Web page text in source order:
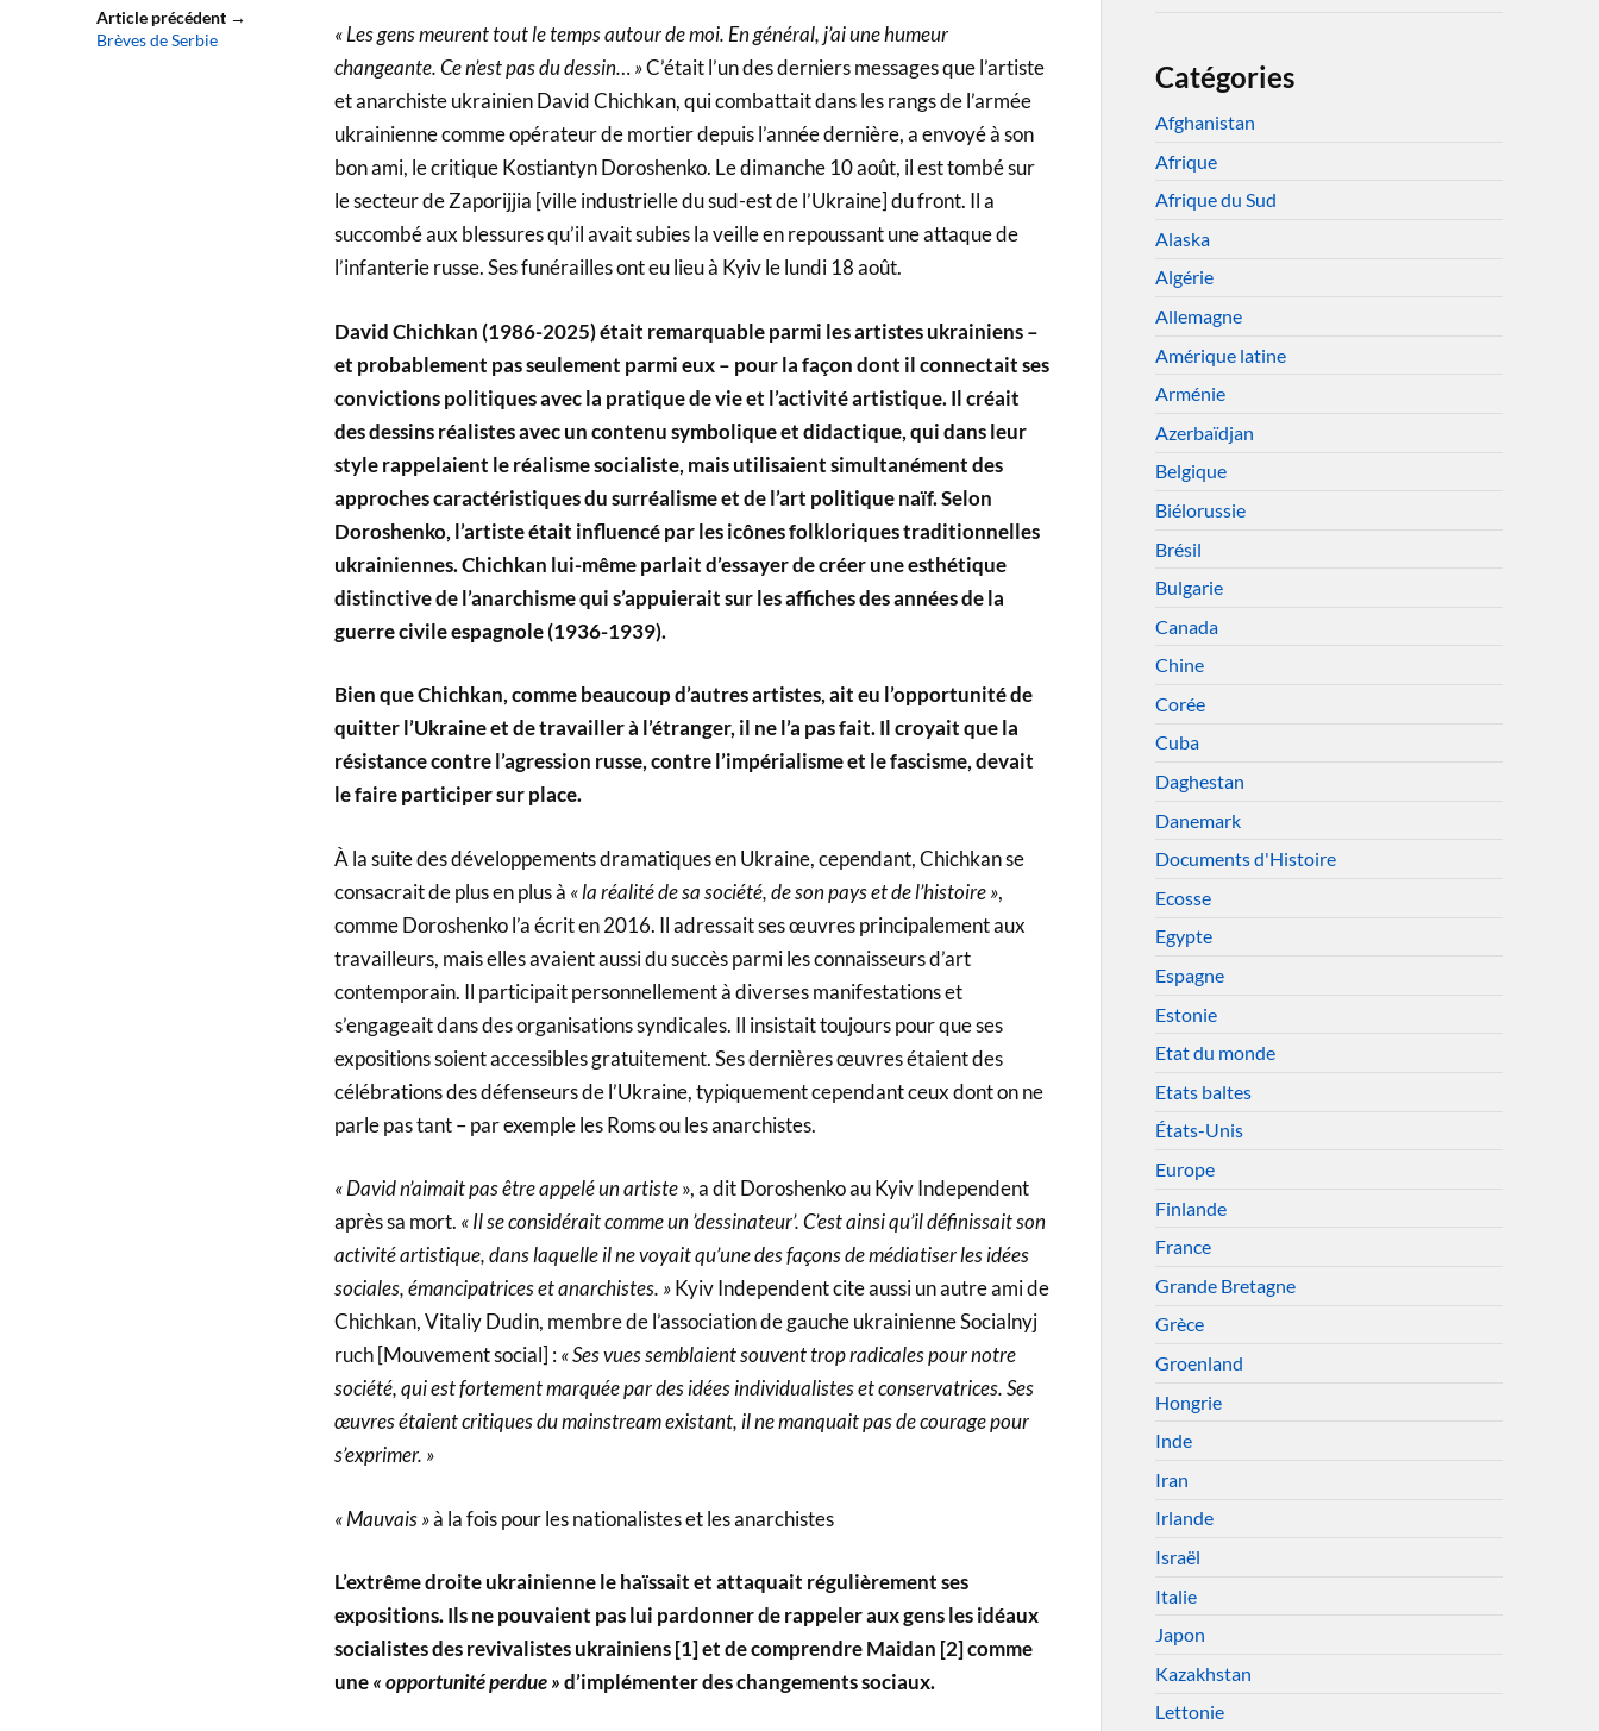
Article précédent →
Brèves de Serbie
« Les gens meurent tout le temps autour de moi. En général, j’ai une humeur
changeante. Ce n’est pas du dessin… »C’était l’un des derniers messages que l’artiste
et anarchiste ukrainien David Chichkan, qui combattait dans les rangs de l’armée
ukrainienne comme opérateur de mortier depuis l’année dernière, a envoyé à son
bon ami, le critique Kostiantyn Doroshenko. Le dimanche 10 août, il est tombé sur
le secteur de Zaporijjia [ville industrielle du sud-est de l’Ukraine] du front. Il a
succombé aux blessures qu’il avait subies la veille en repoussant une attaque de
l’infanterie russe. Ses funérailles ont eu lieu à Kyiv le lundi 18 août.
David Chichkan (1986-2025) était remarquable parmi les artistes ukrainiens –
et probablement pas seulement parmi eux – pour la façon dont il connectait ses
convictions politiques avec la pratique de vie et l’activité artistique. Il créait
des dessins réalistes avec un contenu symbolique et didactique, qui dans leur
style rappelaient le réalisme socialiste, mais utilisaient simultanément des
approches caractéristiques du surréalisme et de l’art politique naïf. Selon
Doroshenko, l’artiste était influencé par les icônes folkloriques traditionnelles
ukrainiennes. Chichkan lui-même parlait d’essayer de créer une esthétique
distinctive de l’anarchisme qui s’appuierait sur les affiches des années de la
guerre civile espagnole (1936-1939).
Bien que Chichkan, comme beaucoup d’autres artistes, ait eu l’opportunité de
quitter l’Ukraine et de travailler à l’étranger, il ne l’a pas fait. Il croyait que la
résistance contre l’agression russe, contre l’impérialisme et le fascisme, devait
le faire participer sur place.
À la suite des développements dramatiques en Ukraine, cependant, Chichkan se
consacrait de plus en plus à « la réalité de sa société, de son pays et de l’histoire »,
comme Doroshenko l’a écrit en 2016. Il adressait ses œuvres principalement aux
travailleurs, mais elles avaient aussi du succès parmi les connaisseurs d’art
contemporain. Il participait personnellement à diverses manifestations et
s’engageait dans des organisations syndicales. Il insistait toujours pour que ses
expositions soient accessibles gratuitement. Ses dernières œuvres étaient des
célébrations des défenseurs de l’Ukraine, typiquement cependant ceux dont on ne
parle pas tant – par exemple les Roms ou les anarchistes.
« David n’aimait pas être appelé un artiste», a dit Doroshenko au Kyiv Independent
après sa mort. « Il se considérait comme un ’dessinateur’. C’est ainsi qu’il définissait son
activité artistique, dans laquelle il ne voyait qu’une des façons de médiatiser les idées
sociales, émancipatrices et anarchistes. »Kyiv Independent cite aussi un autre ami de
Chichkan, Vitaliy Dudin, membre de l’association de gauche ukrainienne Socialnyj
ruch [Mouvement social] :« Ses vues semblaient souvent trop radicales pour notre
société, qui est fortement marquée par des idées individualistes et conservatrices. Ses
œuvres étaient critiques du mainstream existant, il ne manquait pas de courage pour
s’exprimer. »
« Mauvais »à la fois pour les nationalistes et les anarchistes
L’extrême droite ukrainienne le haïssait et attaquait régulièrement ses
expositions. Ils ne pouvaient pas lui pardonner de rappeler aux gens les idéaux
socialistes des revivalistes ukrainiens [1] et de comprendre Maidan [2] comme
une« opportunité perdue »d’implémenter des changements sociaux.
Catégories
Afghanistan
Afrique
Afrique du Sud
Alaska
Algérie
Allemagne
Amérique latine
Arménie
Azerbaïdjan
Belgique
Biélorussie
Brésil
Bulgarie
Canada
Chine
Corée
Cuba
Daghestan
Danemark
Documents d'Histoire
Ecosse
Egypte
Espagne
Estonie
Etat du monde
Etats baltes
États-Unis
Europe
Finlande
France
Grande Bretagne
Grèce
Groenland
Hongrie
Inde
Iran
Irlande
Israël
Italie
Japon
Kazakhstan
Lettonie